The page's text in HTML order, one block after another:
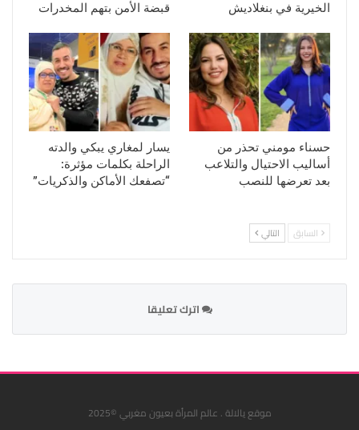
الخيرية في بنغلاديش
قبضة الأمن بتهم المخدرات
حسناء مومني تحذر من
أساليب الاحتيال والتلاعب
بعد تعرضها للنصب
يسار لمغاري يبكي والدته
الراحلة بكلمات مؤثرة:
“تصفعك الأماكن والذكريات”
السابق التالي
اترك تعليقا
موقع يالالة . عالم المرأة بعيون مغربي ©2025